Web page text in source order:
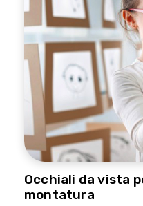
Occhiali da vista
montatura